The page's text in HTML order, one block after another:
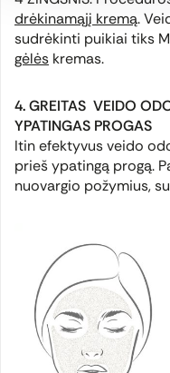
drėkinamąjį kremą.
sudrėkinti puikiai tiks
gėlės kremas.
4. GREITAS VEIDO
YPATINGAS PROGAS
Itin efektyvus veido
prieš ypatingą progą.
nuovargio požymius,